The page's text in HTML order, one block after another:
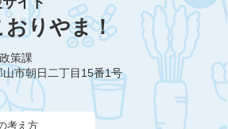
おりやま！
策課
市朝日二丁目15番1号
考え方